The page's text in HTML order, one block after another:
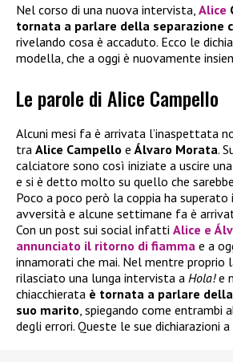
Nel corso di una nuova intervista, Alice
tornata a parlare della separazione
rivelando cosa è accaduto. Ecco le
modella, che a oggi è nuovamente
Le parole di Alice Campello
Alcuni mesi fa è arrivata l’inaspettata
tra Alice Campello eÁlvaro Morata.
calciatore sono così iniziate a uscire
e si è detto molto su quello che
Poco a poco però la coppia ha
avversità e alcune settimane fa è
Con un post sui social infatti Alice e
annunciato il ritorno di fiamma e a
innamorati che mai. Nel mentre proprio
rilasciato una lunga intervista a Hola!e
chiacchierata è tornata a parlare
suo marito, spiegando come entrambi
degli errori. Queste le sue dichiarazioni a